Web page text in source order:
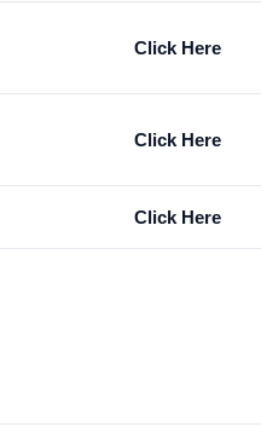
Click Here
Click Here
Click Here